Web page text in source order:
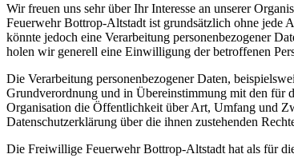
Wir freuen uns sehr über Ihr Interesse an unserer
Feuerwehr Bottrop-Altstadt ist grundsätzlich ohne jede
könnte jedoch eine Verarbeitung personenbezogener
holen wir generell eine Einwilligung der betroffenen
Die Verarbeitung personenbezogener Daten,
Grundverordnung und in Übereinstimmung mit den für
Organisation die Öffentlichkeit über Art, Umfang und
Datenschutzerklärung über die ihnen zustehenden
Die Freiwillige Feuerwehr Bottrop-Altstadt hat als für